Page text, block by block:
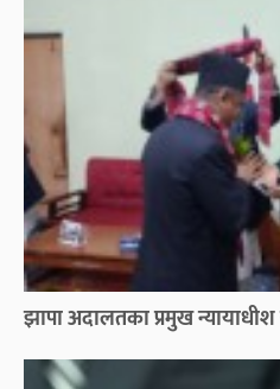
झापा अदालतका प्रमुख